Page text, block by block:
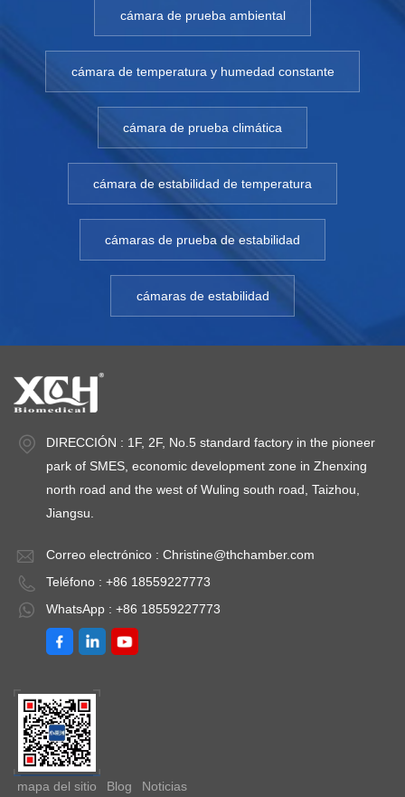
cámara de prueba ambiental
cámara de temperatura y humedad constante
cámara de prueba climática
cámara de estabilidad de temperatura
cámaras de prueba de estabilidad
cámaras de estabilidad
DIRECCIÓN : 1F, 2F, No.5 standard factory in the pioneer
park of SMES, economic development zone in Zhenxing
north road and the west of Wuling south road, Taizhou,
Jiangsu.
Correo electrónico : Christine@thchamber.com
Teléfono : +86 18559227773
WhatsApp : +86 18559227773
mapa del sitio Blog Noticias